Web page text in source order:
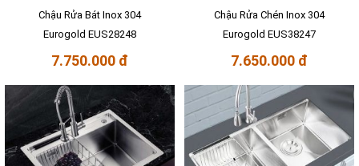
Chậu Rửa Bát Inox 304
Eurogold EUS28248
7.750.000 đ
Chậu Rửa Chén Inox 304
Eurogold EUS38247
7.650.000 đ